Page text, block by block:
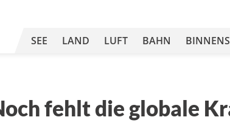
SEE LAND LUFT BAHN
fehlt die globale